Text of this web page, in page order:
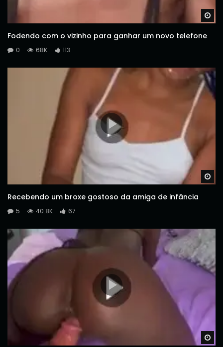
Fodendo com o vizinho para ganhar um novo telefone
0 68K 113
Recebendo um broxe gostoso da amiga de infância
5 40.8K 67